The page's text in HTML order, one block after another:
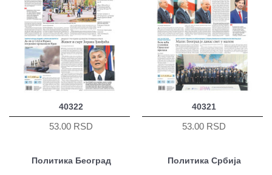
40322
53.00 RSD
40321
53.00 RSD
Политика Београд Политика Србија